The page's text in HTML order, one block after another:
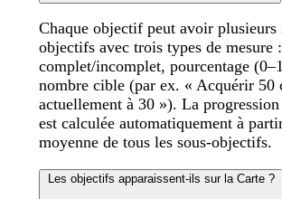
Chaque objectif peut avoir plusieurs
objectifs avec trois types de mesure :
complet/incomplet, pourcentage
nombre cible (par ex. « Acquérir 50
actuellement à 30 »). La
est calculée automatiquement à
moyenne de tous les sous-objectifs.
Les objectifs apparaissent-ils sur la Carte ?